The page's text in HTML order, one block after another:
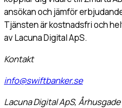
ansökan och jämför
Tjänsten är kostnadsfri och
av Lacuna Digital ApS.
Kontakt
info@swiftbanker.se
Lacuna Digital ApS, Århusgade